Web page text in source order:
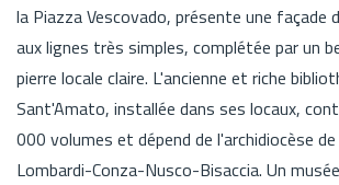
la Piazza Vescovado, présente une façade
aux lignes très simples, complétée par un
pierre locale claire. L'ancienne et riche
Sant'Amato, installée dans ses locaux,
000 volumes et dépend de l'archidiocèse
Lombardi-Conza-Nusco-Bisaccia. Un